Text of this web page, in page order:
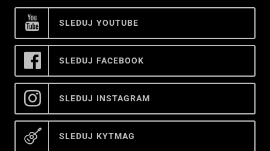
SLEDUJ YOUTUBE
SLEDUJ FACEBOOK
SLEDUJ INSTAGRAM
SLEDUJ KYTMAG